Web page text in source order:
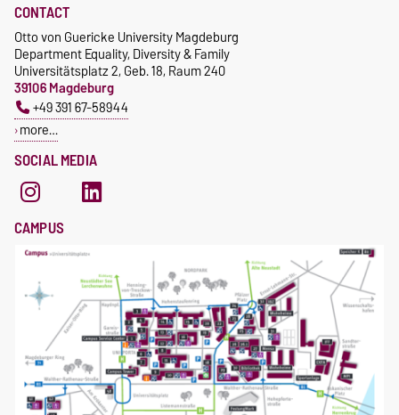
SOCIAL MEDIA
CONTACT
Otto von Guericke University Magdeburg
Department Equality, Diversity & Family
Universitätsplatz 2, Geb. 18, Raum 240
39106 Magdeburg
+49 391 67-58944
more…
CAMPUS